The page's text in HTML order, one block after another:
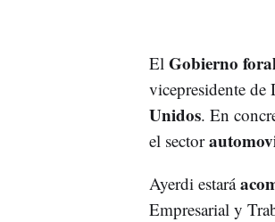
El Gobierno
vicepresidente de
Unidos. En
el sector
Ayerdi estará
Empresarial y